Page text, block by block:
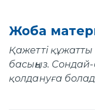
Жоба
Қажетті құжатты
басыңыз.
қолдануға